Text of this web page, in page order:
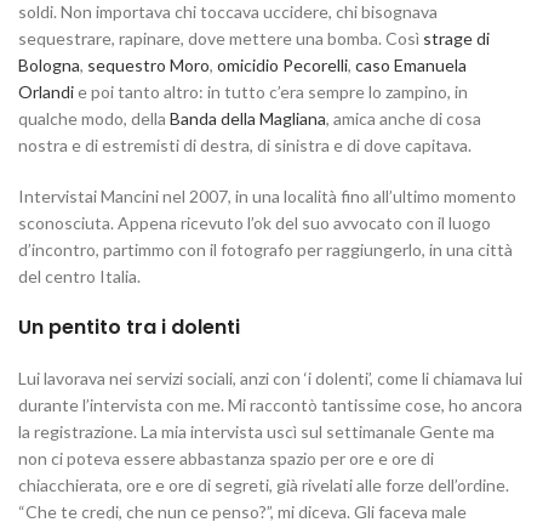
soldi. Non importava chi toccava uccidere, chi bisognava
sequestrare, rapinare, dove mettere una bomba. Così strage di
Bologna, sequestro Moro, omicidio Pecorelli, caso Emanuela
Orlandie poi tanto altro: in tutto c’era sempre lo zampino, in
qualche modo, della Banda della Magliana, amica anche di cosa
nostra e di estremisti di destra, di sinistra e di dove capitava.
Intervistai Mancini nel 2007, in una località fino all’ultimo momento
sconosciuta. Appena ricevuto l’ok del suo avvocato con il luogo
d’incontro, partimmo con il fotografo per raggiungerlo, in una città
del centro Italia.
Un pentito tra i dolenti
Lui lavorava nei servizi sociali, anzi con ‘i dolenti’, come li chiamava lui
durante l’intervista con me. Mi raccontò tantissime cose, ho ancora
la registrazione. La mia intervista uscì sul settimanale Gente ma
non ci poteva essere abbastanza spazio per ore e ore di
chiacchierata, ore e ore di segreti, già rivelati alle forze dell’ordine.
“Che te credi, che nun ce penso?”, mi diceva. Gli faceva male